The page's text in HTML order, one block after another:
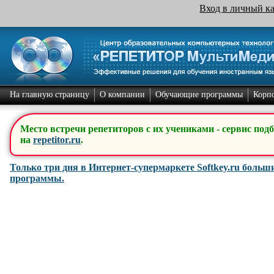
Вход в личный
На главную страницу О компании Обучающие программы
Место встречи репетиторов с их учениками - сервис
на repetitor.ru.
Только три дня в Интернет-супермаркете Softkey.ru
программы.